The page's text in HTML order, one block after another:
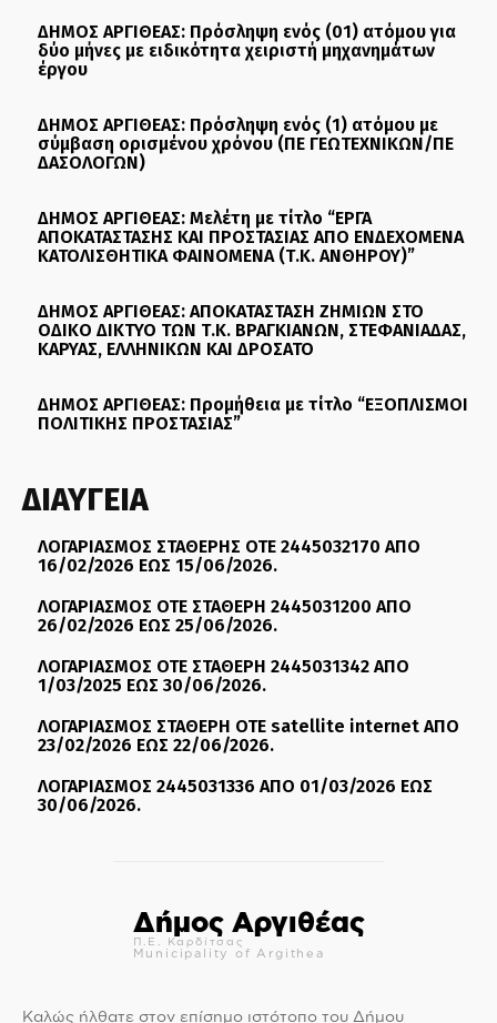
ΔΗΜΟΣ ΑΡΓΙΘΕΑΣ: Πρόσληψη ενός (01) ατόμου για
δύο μήνες με ειδικότητα χειριστή μηχανημάτων
έργου
ΔΗΜΟΣ ΑΡΓΙΘΕΑΣ: Πρόσληψη ενός (1) ατόμου με
σύμβαση ορισμένου χρόνου (ΠΕ ΓΕΩΤΕΧΝΙΚΩΝ/ΠΕ
ΔΑΣΟΛΟΓΩΝ)
ΔΗΜΟΣ ΑΡΓΙΘΕΑΣ: Μελέτη με τίτλο “ΕΡΓΑ
ΑΠΟΚΑΤΑΣΤΑΣΗΣ ΚΑΙ ΠΡΟΣΤΑΣΙΑΣ ΑΠΟ ΕΝΔΕΧΟΜΕΝΑ
ΚΑΤΟΛΙΣΘΗΤΙΚΑ ΦΑΙΝΟΜΕΝΑ (Τ.Κ. ΑΝΘΗΡΟΥ)”
ΔΗΜΟΣ ΑΡΓΙΘΕΑΣ: ΑΠΟΚΑΤΑΣΤΑΣΗ ΖΗΜΙΩΝ ΣΤΟ
ΟΔΙΚΟ ΔΙΚΤΥΟ ΤΩΝ Τ.Κ. ΒΡΑΓΚΙΑΝΩΝ, ΣΤΕΦΑΝΙΑΔΑΣ,
ΚΑΡΥΑΣ, ΕΛΛΗΝΙΚΩΝ ΚΑΙ ΔΡΟΣΑΤΟ
ΔΗΜΟΣ ΑΡΓΙΘΕΑΣ: Προμήθεια με τίτλο “ΕΞΟΠΛΙΣΜΟΙ
ΠΟΛΙΤΙΚΗΣ ΠΡΟΣΤΑΣΙΑΣ”
ΔΙΑΥΓΕΙΑ
ΛΟΓΑΡΙΑΣΜΟΣ ΣΤΑΘΕΡΗΣ ΟΤΕ 2445032170 ΑΠΟ
16/02/2026 ΕΩΣ 15/06/2026.
ΛΟΓΑΡΙΑΣΜΟΣ ΟΤΕ ΣΤΑΘΕΡΗ 2445031200 ΑΠΟ
26/02/2026 ΕΩΣ 25/06/2026.
ΛΟΓΑΡΙΑΣΜΟΣ ΟΤΕ ΣΤΑΘΕΡΗ 2445031342 ΑΠΟ
1/03/2025 ΕΩΣ 30/06/2026.
ΛΟΓΑΡΙΑΣΜΟΣ ΣΤΑΘΕΡΗ ΟΤΕ satellite internet ΑΠΟ
23/02/2026 ΕΩΣ 22/06/2026.
ΛΟΓΑΡΙΑΣΜΟΣ 2445031336 ΑΠΟ 01/03/2026 ΕΩΣ
30/06/2026.
Δήμος Αργιθέας
Π.Ε. Καρδίτσας
Municipality of Argithea
Καλώς ήλθατε στον επίσημο ιστότοπο του Δήμου